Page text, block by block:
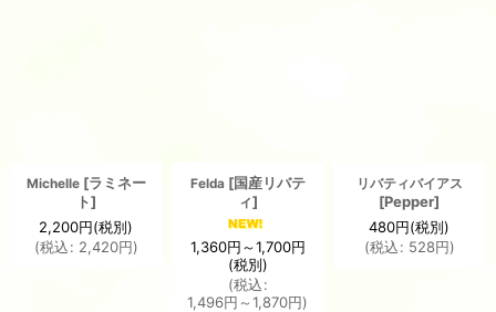
Michelle [ラミネー
ト]
2,200円(税別)
(税込: 2,420円)
Felda [国産リバテ
ィ]
1,360円～1,700円
(税別)
(税込:
1,496円 ～1,870円)
リバティバイアス
[Pepper]
480円(税別)
(税込: 528円)